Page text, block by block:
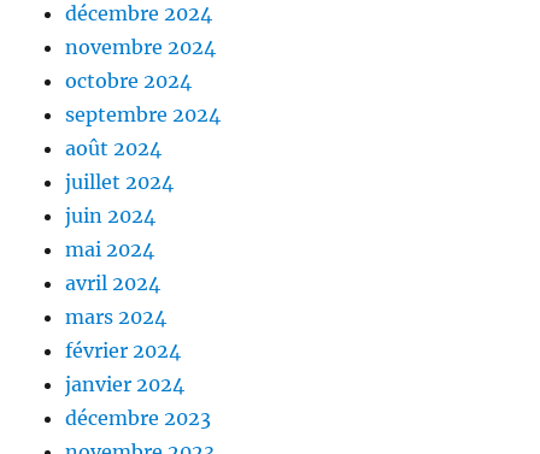
décembre 2024
novembre 2024
octobre 2024
septembre 2024
août 2024
juillet 2024
juin 2024
mai 2024
avril 2024
mars 2024
février 2024
janvier 2024
décembre 2023